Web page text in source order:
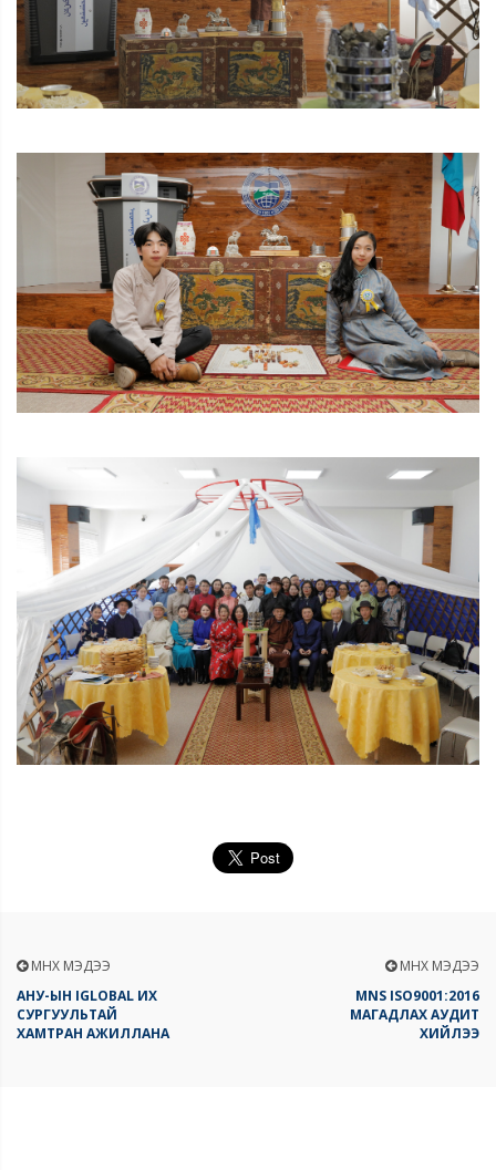
ӨМНӨХ МЭДЭЭ
АНУ-ЫН IGLOBAL ИХ
СУРГУУЛЬТАЙ
ХАМТРАН АЖИЛЛАНА
ӨМНӨХ МЭДЭЭ
MNS ISO9001:2016
МАГАДЛАХ АУДИТ
ХИЙЛЭЭ